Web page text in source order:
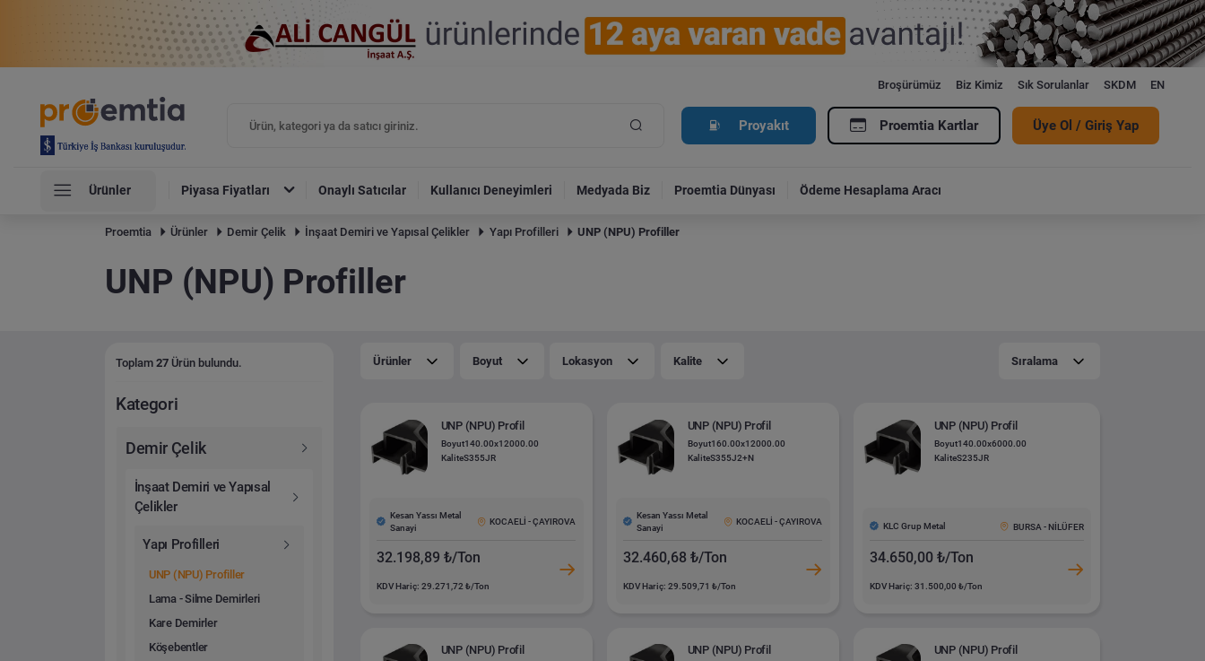
Broşürümüz Biz Kimiz Sık Sorulanlar SKDM EN
Proyakıt Proemtia Kartlar Üye Ol / Giriş Yap
Ürünler Piyasa Fiyatları Onaylı Satıcılar Kullanıcı Deneyimleri Medyada Biz Proemtia Dünyası Ödeme Hesaplama Aracı
Proemtia Ürünler Demir Çelik İnşaat Demiri ve Yapısal Çelikler Yapı Profilleri UNP (NPU) Profiller
UNP (NPU) Profiller
Toplam27 Ürün bulundu.
Kategori
Demir Çelik
İnşaat Demiri ve Yapısal
Çelikler
Yapı Profilleri
UNP (NPU) Profiller
Lama - Silme Demirleri
Kare Demirler
Köşebentler
Ürünler Boyut Lokasyon Kalite Sıralama
UNP (NPU) Profil
Boyut140.00x12000.00
KaliteS355JR
Kesan Yassı Metal
Sanayi
KOCAELİ - ÇAYIROVA
32.198,89 ₺/Ton
KDV Hariç: 29.271,72 ₺/Ton
UNP (NPU) Profil
Boyut160.00x12000.00
KaliteS355J2+N
Kesan Yassı Metal
Sanayi
KOCAELİ - ÇAYIROVA
32.460,68 ₺/Ton
KDV Hariç: 29.509,71 ₺/Ton
UNP (NPU) Profil
Boyut140.00x6000.00
KaliteS235JR
KLC Grup Metal BURSA - NİLÜFER
34.650,00 ₺/Ton
KDV Hariç: 31.500,00 ₺/Ton
UNP (NPU) Profil UNP (NPU) Profil UNP (NPU) Profil